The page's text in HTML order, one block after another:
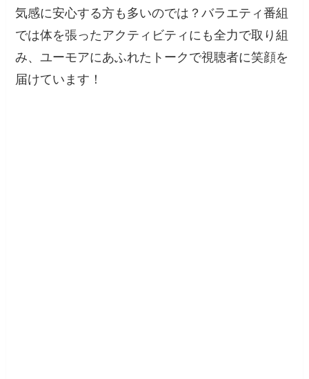
気感に安心する方も多いのでは？バラエティ番組
では体を張ったアクティビティにも全力で取り組
み、ユーモアにあふれたトークで視聴者に笑顔を
届けています！